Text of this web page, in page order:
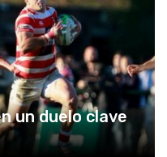
un duelo clave